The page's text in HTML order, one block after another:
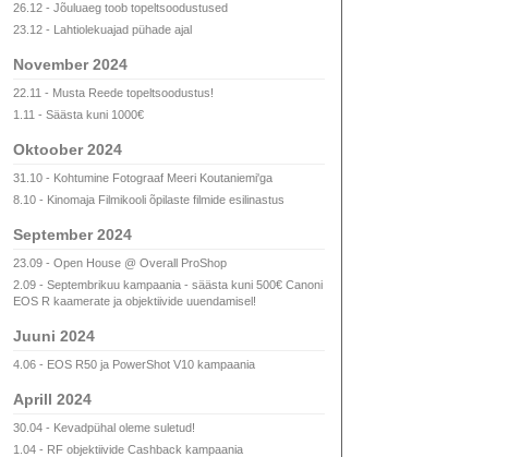
26.12 - Jõuluaeg toob topeltsoodustused
23.12 - Lahtiolekuajad pühade ajal
November 2024
22.11 - Musta Reede topeltsoodustus!
1.11 - Säästa kuni 1000€
Oktoober 2024
31.10 - Kohtumine Fotograaf Meeri Koutaniemi'ga
8.10 - Kinomaja Filmikooli õpilaste filmide esilinastus
September 2024
23.09 - Open House @ Overall ProShop
2.09 - Septembrikuu kampaania - säästa kuni 500€ Canoni
EOS R kaamerate ja objektiivide uuendamisel!
Juuni 2024
4.06 - EOS R50 ja PowerShot V10 kampaania
Aprill 2024
30.04 - Kevadpühal oleme suletud!
1.04 - RF objektiivide Cashback kampaania